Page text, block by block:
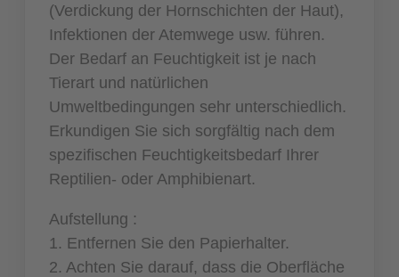
(Verdickung der Hornschichten der Haut),
Infektionen der Atemwege usw. führen.
Der Bedarf an Feuchtigkeit ist je nach
Tierart und natürlichen
Umweltbedingungen sehr unterschiedlich.
Erkundigen Sie sich sorgfältig nach dem
spezifischen Feuchtigkeitsbedarf Ihrer
Reptilien- oder Amphibienart.
Aufstellung :
1. Entfernen Sie den Papierhalter.
2. Achten Sie darauf, dass die Oberfläche